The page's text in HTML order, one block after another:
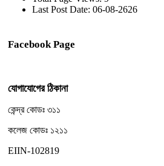
Last Post Date: 06-08-2626
Facebook Page
যোগাযোগের ঠিকানা
কেন্দ্র কোডঃ ৩১১
কলেজ কোডঃ ১২১১
EIIN-102819